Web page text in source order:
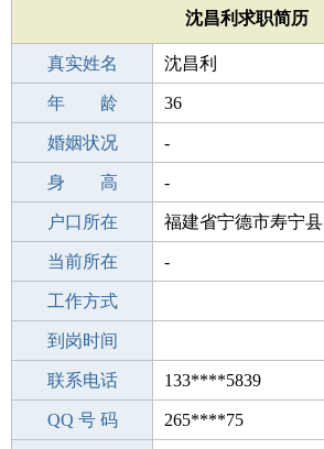
沈昌利求职简历
真实姓名 沈昌利
性 别 男
年 龄 36
出生年月 1990-09-21
婚姻状况 -
学 历 职校/技校
身 高 -
毕业学校 职校/技校
户口所在 福建省宁德市寿宁县
所学专业 -
当前所在 -
工作经验
工作方式
驾 照
到岗时间
期望月薪
联系电话 133****5839
手机号码 133****5839
QQ 号 码 265****75